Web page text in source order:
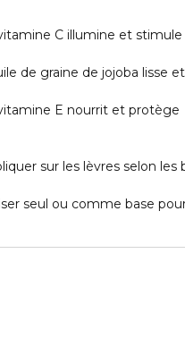
C illumine et
de graine de jojoba lisse
E nourrit et protège
sur les lèvres selon les
seul ou comme base